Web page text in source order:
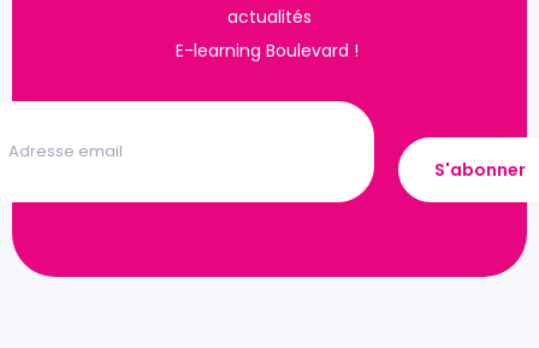
actualités
E-learning Boulevard !